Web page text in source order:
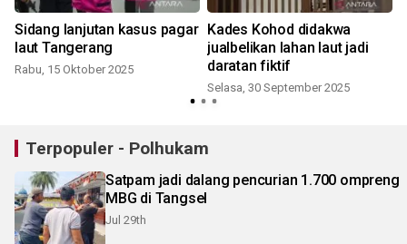
Sidang lanjutan kasus pagar
laut Tangerang
Rabu, 15 Oktober 2025
Kades Kohod didakwa
jualbelikan lahan laut jadi
daratan fiktif
Selasa, 30 September 2025
Terpopuler - Polhukam
Satpam jadi dalang pencurian 1.700 ompreng
MBG di Tangsel
Jul 29th